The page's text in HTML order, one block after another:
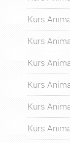
Kurs
Kurs
Kurs
Kurs
Kurs
Kurs